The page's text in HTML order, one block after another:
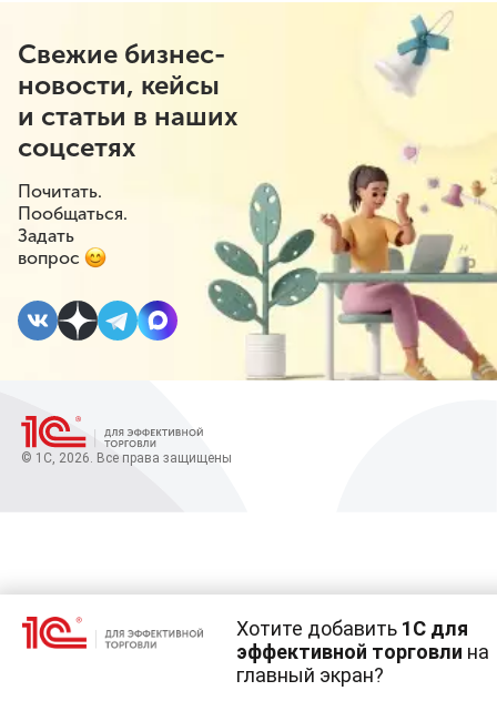
Свежие бизнес-
новости, кейсы
и статьи в наших
соцсетях
Почитать.
Пообщаться.
Задать
вопрос
© 1С, 2026. Все права защищены
Хотите добавить 1С для
эффективной торговли на
главный экран?